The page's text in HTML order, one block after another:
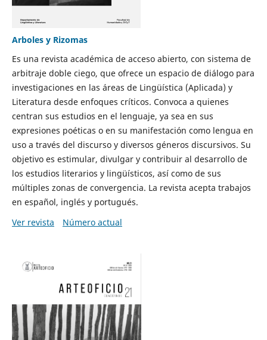
Arboles y Rizomas
Es una revista académica de acceso abierto, con sistema de
arbitraje doble ciego, que ofrece un espacio de diálogo para
investigaciones en las áreas de Lingüística (Aplicada) y
Literatura desde enfoques críticos. Convoca a quienes
centran sus estudios en el lenguaje, ya sea en sus
expresiones poéticas o en su manifestación como lengua en
uso a través del discurso y diversos géneros discursivos. Su
objetivo es estimular, divulgar y contribuir al desarrollo de
los estudios literarios y lingüísticos, así como de sus
múltiples zonas de convergencia. La revista acepta trabajos
en español, inglés y portugués.
Ver revista
Número actual